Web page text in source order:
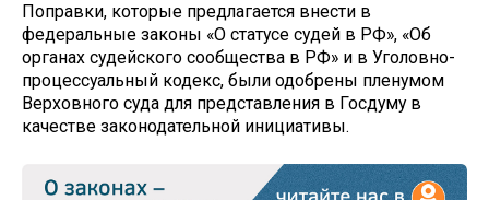
Поправки, которые предлагается внести в
федеральные законы «О статусе судей в РФ», «Об
органах судейского сообщества в РФ» и в Уголовно-
процессуальный кодекс, были одобрены пленумом
Верховного суда для представления в Госдуму в
качестве законодательной инициативы.